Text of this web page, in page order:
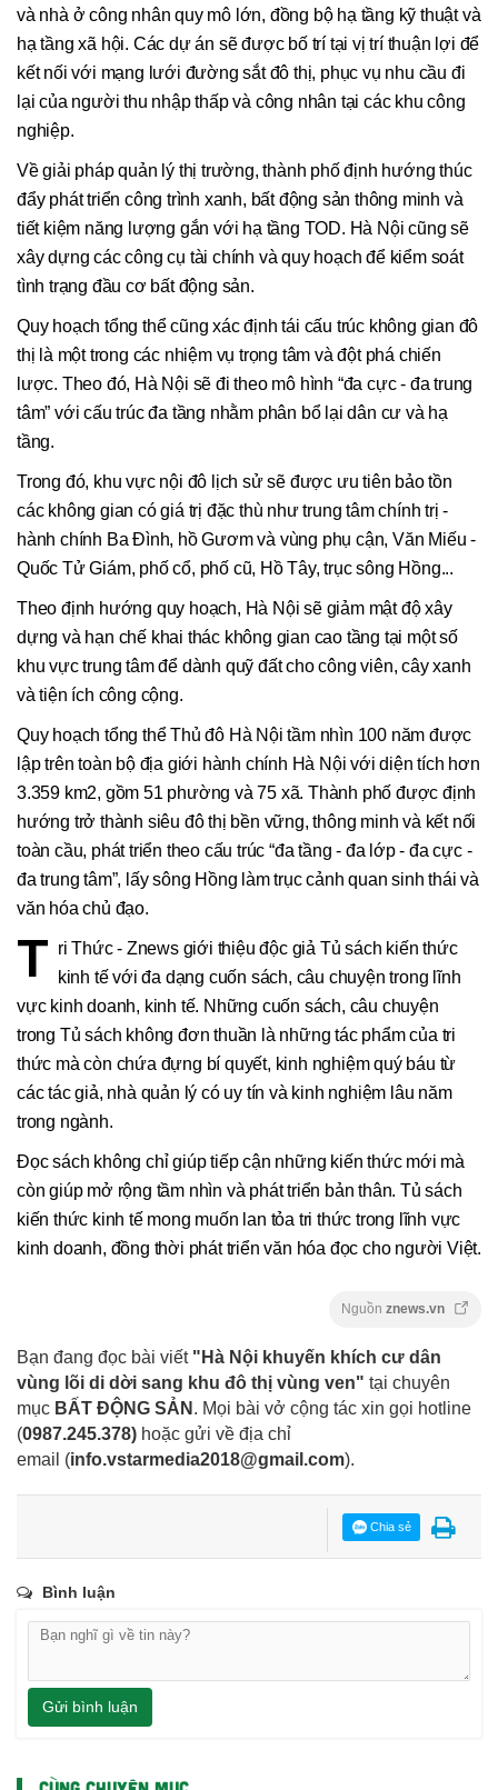
và nhà ở công nhân quy mô lớn, đồng bộ hạ tầng kỹ thuật và
hạ tầng xã hội. Các dự án sẽ được bố trí tại vị trí thuận lợi để
kết nối với mạng lưới đường sắt đô thị, phục vụ nhu cầu đi
lại của người thu nhập thấp và công nhân tại các khu công
nghiệp.
Về giải pháp quản lý thị trường, thành phố định hướng thúc
đẩy phát triển công trình xanh, bất động sản thông minh và
tiết kiệm năng lượng gắn với hạ tầng TOD. Hà Nội cũng sẽ
xây dựng các công cụ tài chính và quy hoạch để kiểm soát
tình trạng đầu cơ bất động sản.
Quy hoạch tổng thể cũng xác định tái cấu trúc không gian đô
thị là một trong các nhiệm vụ trọng tâm và đột phá chiến
lược. Theo đó, Hà Nội sẽ đi theo mô hình “đa cực - đa trung
tâm” với cấu trúc đa tầng nhằm phân bổ lại dân cư và hạ
tầng.
Trong đó, khu vực nội đô lịch sử sẽ được ưu tiên bảo tồn
các không gian có giá trị đặc thù như trung tâm chính trị -
hành chính Ba Đình, hồ Gươm và vùng phụ cận, Văn Miếu -
Quốc Tử Giám, phố cổ, phố cũ, Hồ Tây, trục sông Hồng...
Theo định hướng quy hoạch, Hà Nội sẽ giảm mật độ xây
dựng và hạn chế khai thác không gian cao tầng tại một số
khu vực trung tâm để dành quỹ đất cho công viên, cây xanh
và tiện ích công cộng.
Quy hoạch tổng thể Thủ đô Hà Nội tầm nhìn 100 năm được
lập trên toàn bộ địa giới hành chính Hà Nội với diện tích hơn
3.359 km2, gồm 51 phường và 75 xã. Thành phố được định
hướng trở thành siêu đô thị bền vững, thông minh và kết nối
toàn cầu, phát triển theo cấu trúc “đa tầng - đa lớp - đa cực -
đa trung tâm”, lấy sông Hồng làm trục cảnh quan sinh thái và
văn hóa chủ đạo.
T ri Thức - Znews giới thiệu độc giả Tủ sách kiến thức
kinh tế với đa dạng cuốn sách, câu chuyện trong lĩnh
vực kinh doanh, kinh tế. Những cuốn sách, câu chuyện
trong Tủ sách không đơn thuần là những tác phẩm của tri
thức mà còn chứa đựng bí quyết, kinh nghiệm quý báu từ
các tác giả, nhà quản lý có uy tín và kinh nghiệm lâu năm
trong ngành.
Đọc sách không chỉ giúp tiếp cận những kiến thức mới mà
còn giúp mở rộng tầm nhìn và phát triển bản thân. Tủ sách
kiến thức kinh tế mong muốn lan tỏa tri thức trong lĩnh vực
kinh doanh, đồng thời phát triển văn hóa đọc cho người Việt.
Nguồn znews.vn
Bạn đang đọc bài viết "Hà Nội khuyến khích cư dân
vùng lõi di dời sang khu đô thị vùng ven" tại chuyên
mục BẤT ĐỘNG SẢN . Mọi bài vở cộng tác xin gọi hotline
(0987.245.378) hoặc gửi về địa chỉ
email (info.vstarmedia2018@gmail.com).
Chia sẻ
Bình luận
Gửi bình luận